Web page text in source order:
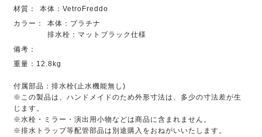
材質：
本体：VetroFreddo
カラー：
本体：プラチナ
排水栓：マットブラック仕様
備考：
重量：12.8kg
付属部品：排水栓(止水機能無し)
※この製品は、ハンドメイドのため外形寸法は、多少の寸法差が生
じます。
※水栓・ミラー・演出用小物などは商品に含まれません。
※排水トラップ等配管部品は別途購入をおねがいいたします。